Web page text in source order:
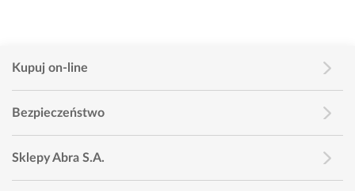
Kupuj on-line
Bezpieczeństwo
Sklepy Abra S.A.